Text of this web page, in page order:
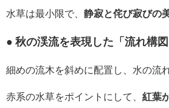
水草は最小限で、 静寂と侘び寂びの
● 秋の渓流を表現した「流れ構図
細めの流木を斜めに配置し、水の流
赤系の水草をポイントにして、 紅葉